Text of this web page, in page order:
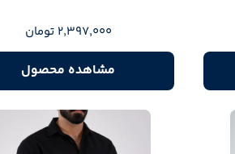
2,397,000 تومان
مشاهده محصول